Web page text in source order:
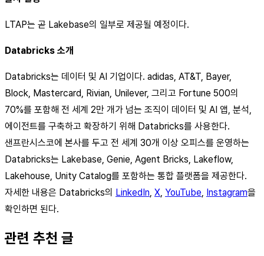
LTAP는 곧 Lakebase의 일부로 제공될 예정이다.
Databricks 소개
Databricks는 데이터 및 AI 기업이다. adidas, AT&T, Bayer,
Block, Mastercard, Rivian, Unilever, 그리고 Fortune 500의
70%를 포함해 전 세계 2만 개가 넘는 조직이 데이터 및 AI 앱, 분석,
에이전트를 구축하고 확장하기 위해 Databricks를 사용한다.
샌프란시스코에 본사를 두고 전 세계 30개 이상 오피스를 운영하는
Databricks는 Lakebase, Genie, Agent Bricks, Lakeflow,
Lakehouse, Unity Catalog를 포함하는 통합 플랫폼을 제공한다.
자세한 내용은 Databricks의 LinkedIn, X, YouTube, Instagram을
확인하면 된다.
관련 추천 글